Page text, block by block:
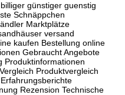
günstiger guenstig
Schnäppchen
Marktplätze
versand
kaufen Bestellung online
Gebraucht Angebote
Produktinformationen
Produktvergleich
Rezension Technische